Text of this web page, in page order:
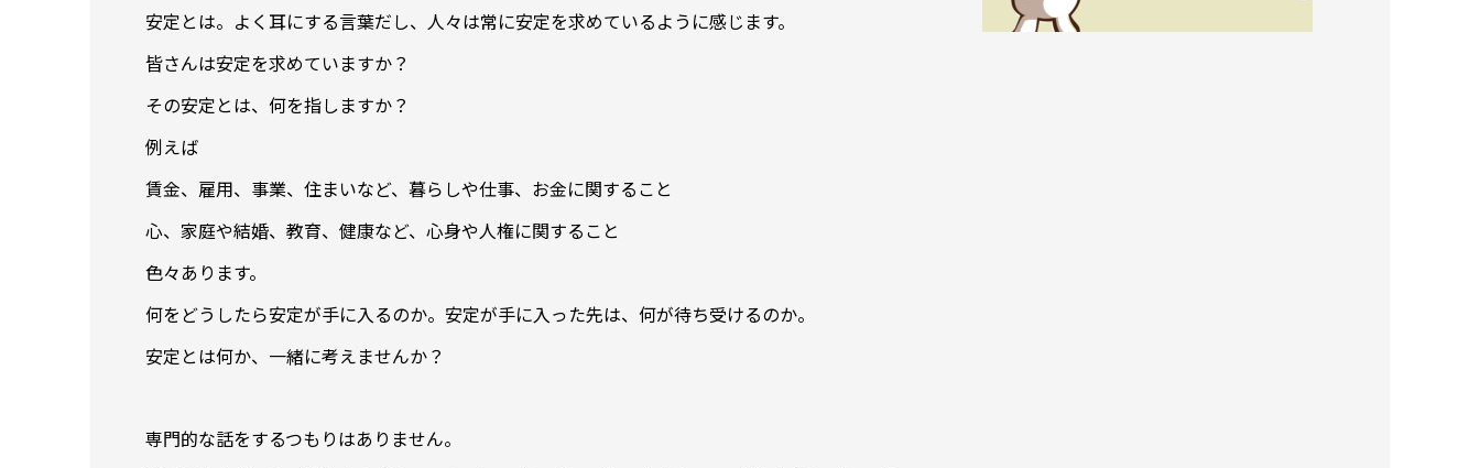
安定とは。よく耳にする言葉だし、人々は常に安定を求めているように感じます。
皆さんは安定を求めていますか？
その安定とは、何を指しますか？
例えば
賃金、雇用、事業、住まいなど、暮らしや仕事、お金に関すること
心、家庭や結婚、教育、健康など、心身や人権に関すること
色々あります。
何をどうしたら安定が手に入るのか。安定が手に入った先は、何が待ち受けるのか。
安定とは何か、一緒に考えませんか？
専門的な話をするつもりはありません。